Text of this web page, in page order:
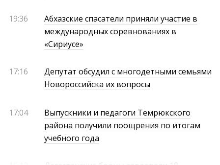
19:36
Абхазские спасатели приняли участие в
международных соревнованиях в
«Сириусе»
17:16
Депутат обсудил с многодетными семьями
Новороссийска их вопросы
17:04
Выпускники и педагоги Темрюкского
района получили поощрения по итогам
учебного года